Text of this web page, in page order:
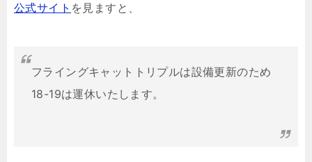
公式サイト を見ますと、
フライングキャットトリプルは設備更新のため
18-19は運休いたします。